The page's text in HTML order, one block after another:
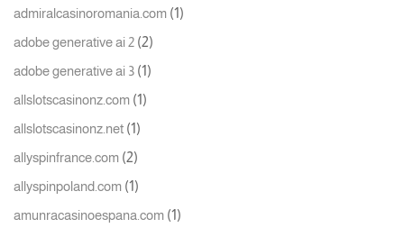
admiralcasinoromania.com (1)
adobe generative ai 2 (2)
adobe generative ai 3 (1)
allslotscasinonz.com (1)
allslotscasinonz.net (1)
allyspinfrance.com (2)
allyspinpoland.com (1)
amunracasinoespana.com (1)